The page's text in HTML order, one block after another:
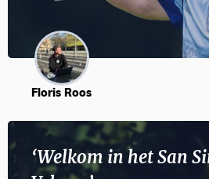
Floris Roos
‘Welkom in het San